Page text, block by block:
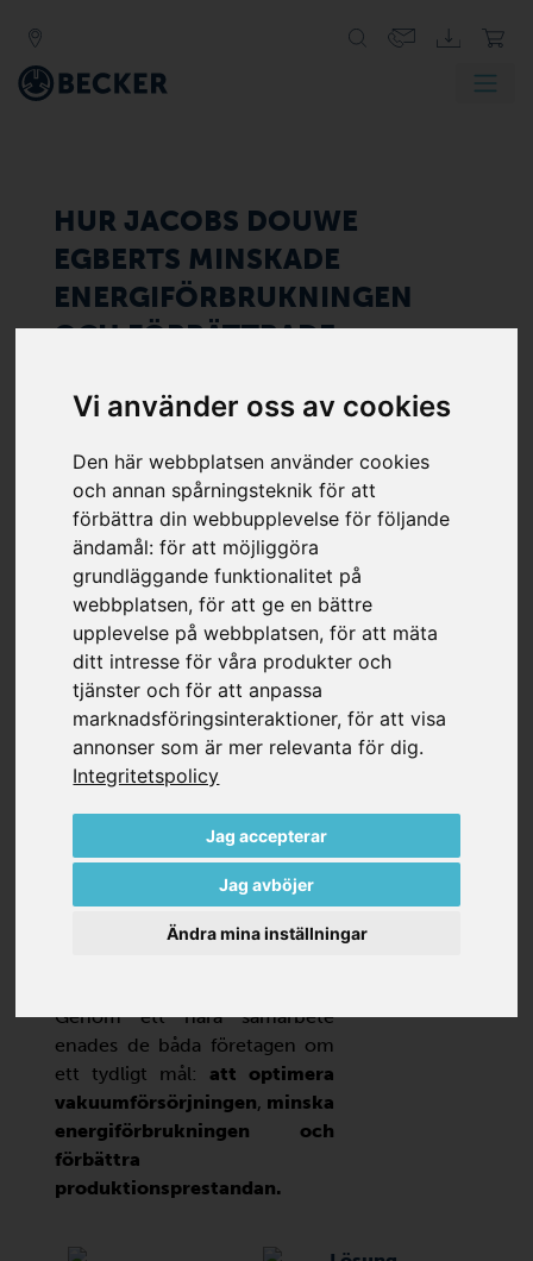
Vi använder oss av cookies
Den här webbplatsen använder cookies
och annan spårningsteknik för att
förbättra din webbupplevelse för följande
ändamål:för att möjliggöra
grundläggande funktionalitet på
webbplatsen,för att ge en bättre
upplevelse på webbplatsen,för att mäta
ditt intresse för våra produkter och
tjänster och för att anpassa
marknadsföringsinteraktioner,för att visa
annonser som är mer relevanta för dig.
Integritetspolicy
Jag accepterar
Jag avböjer
Ändra mina inställningar
HUR JACOBS DOUWE
EGBERTS MINSKADE
ENERGIFÖRBRUKNINGEN
OCH FÖRBÄTTRADE
STABIL VAKUUMFÖRSÖRJNING,
LÄGRE ENERGIFÖRBRUKNING
OCH FÖRBÄTTRADE
ARBETSFÖRHÅLLANDEN TACK
VARE ETT CENTRALISERAT
SYSTEM.
Vid sin tefabrik stodJacobs
Douwe Egberts(JDE) inför
utmaningar med en ineffektiv
och komplex
vakuumförsörjning.
Tillsammans med Becker
omvandlade företaget sin
anläggning till ett centraliserat,
behovsstyrt system – vilket
avsevärt förbättrade
effektiviteten, tillförlitligheten
Genom ett nära samarbete
enades de båda företagen om
ett tydligt mål: att optimera
vakuumförsörjningen, minska
energiförbrukningen
och
förbättra
produktionsprestandan.